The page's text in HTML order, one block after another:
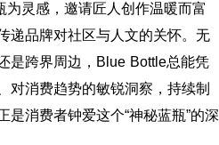
为灵感，邀请匠人创作温暖而富
递品牌对社区与人文的关怀。无
是跨界周边，Blue Bottle总能凭
对消费趋势的敏锐洞察，持续制
是消费者钟爱这个“神秘蓝瓶”的深